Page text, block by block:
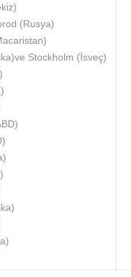
(Rusya)
Stockholm (İsveç)